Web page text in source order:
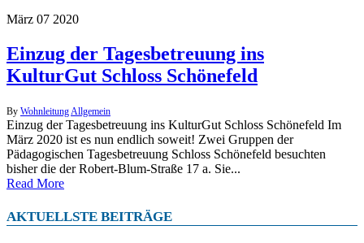
März 07 2020
Einzug der Tagesbetreuung ins
KulturGut Schloss Schönefeld
By Wohnleitung Allgemein
Einzug der Tagesbetreuung ins KulturGut Schloss Schönefeld Im
März 2020 ist es nun endlich soweit! Zwei Gruppen der
Pädagogischen Tagesbetreuung Schloss Schönefeld besuchten
bisher die der Robert-Blum-Straße 17 a. Sie...
Read More
AKTUELLSTE BEITRÄGE